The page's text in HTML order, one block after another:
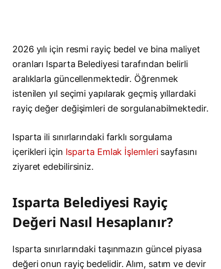
2026 yılı için resmi rayiç bedel ve bina maliyet
oranları Isparta Belediyesi tarafından belirli
aralıklarla güncellenmektedir. Öğrenmek
istenilen yıl seçimi yapılarak geçmiş yıllardaki
rayiç değer değişimleri de sorgulanabilmektedir.
Isparta ili sınırlarındaki farklı sorgulama
içerikleri için Isparta Emlak İşlemlerisayfasını
ziyaret edebilirsiniz.
Isparta Belediyesi Rayiç
Değeri Nasıl Hesaplanır?
Isparta sınırlarındaki taşınmazın güncel piyasa
değeri onun rayiç bedelidir. Alım, satım ve devir